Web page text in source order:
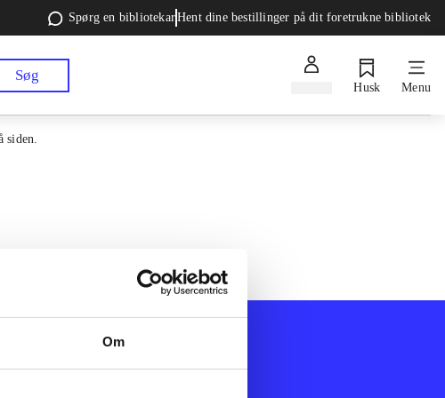
Om
Spørg en bibliotekarHent dine bestillinger på dit foretrukne bibliotek
Søg
Husk Menu
siden.
os Afdelinger